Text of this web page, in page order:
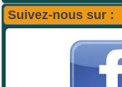
Suivez-nous sur :